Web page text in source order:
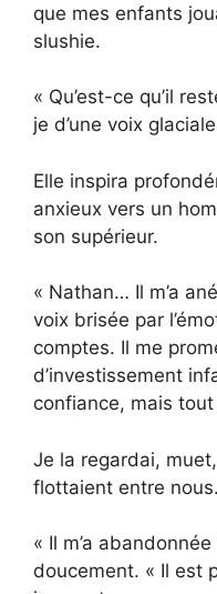
que mes enfants
slushie.
« Qu’est-ce qu’il
je d’une voix
Elle inspira
anxieux vers un
son supérieur.
« Nathan… Il m’a
voix brisée par
comptes. Il me
d’investissement
confiance, mais tout
Je la regardai,
flottaient entre nous.
« Il m’a
doucement. « Il est